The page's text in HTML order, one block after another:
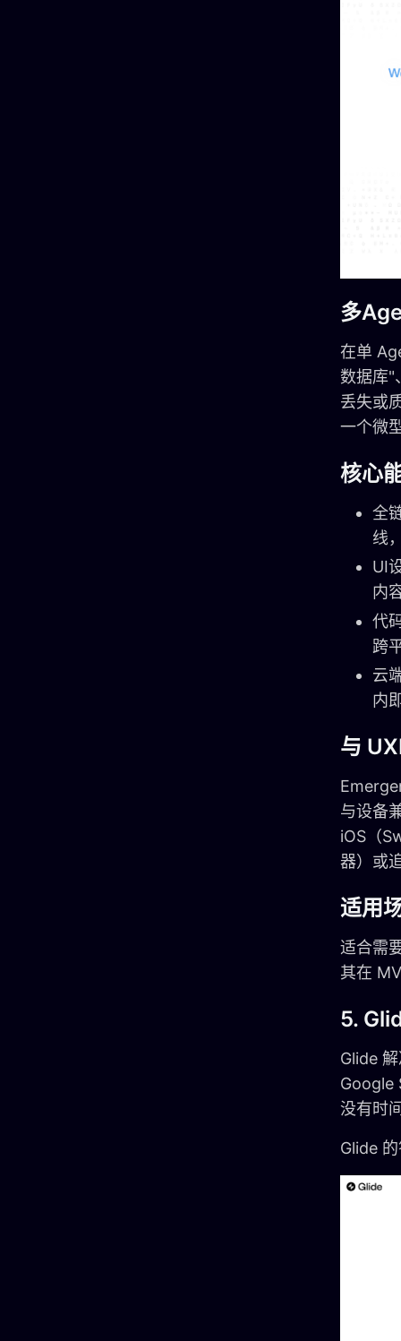
多
在单
数据库"
丢失或
一个微
核心
全
线
UI
内
代
跨
云
内
与
与设备
iOS（
器）或
适用
适合需
其在
5.
Glide
Google
没有时
Glide